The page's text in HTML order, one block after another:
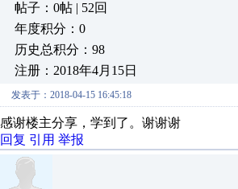
帖子：0帖 | 52回
年度积分：0
历史总积分：98
注册：2018年4月15日
发表于：2018-04-15 16:45:18
感谢楼主分享，学到了。谢谢谢
回复 引用 举报